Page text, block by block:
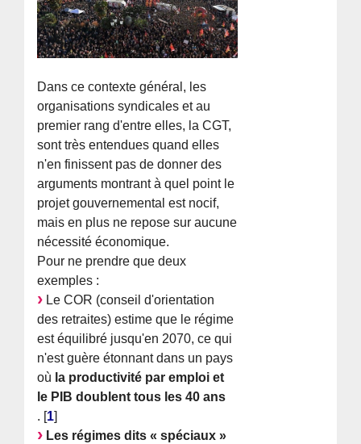
Dans ce contexte général, les
organisations syndicales et au
premier rang d'entre elles, la CGT,
sont très entendues quand elles
n'en finissent pas de donner des
arguments montrant à quel point le
projet gouvernemental est nocif,
mais en plus ne repose sur aucune
nécessité économique.
Pour ne prendre que deux
exemples :
Le COR (conseil d'orientation
des retraites) estime que le régime
est équilibré jusqu'en 2070, ce qui
n'est guère étonnant dans un pays
où la productivité par emploi et
le PIB doublent tous les 40 ans
. [1]
Les régimes dits « spéciaux »